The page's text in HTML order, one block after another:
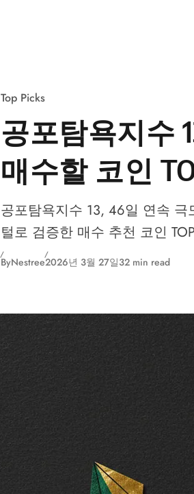
Top Picks
공포탐욕지수
매수할 코인
공포탐욕지수 13, 46일 연속
털로 검증한 매수 추천 코인
ByNestree2026년 3월 27일32 min read